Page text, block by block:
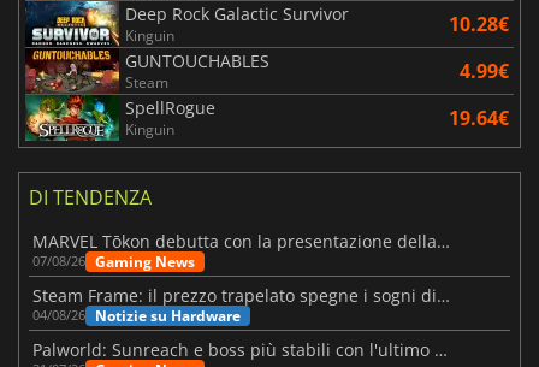
Deep Rock Galactic Survivor
Kinguin 10.28€
GUNTOUCHABLES
Steam 4.99€
SpellRogue
Kinguin 19.64€
DI TENDENZA
MARVEL Tōkon debutta con la presentazione della roadmap per il primo anno
07/08/26 Gaming News
Steam Frame: il prezzo trapelato spegne i sogni di un VR economico
04/08/26 Notizie su Hardware
Palworld: Sunreach e boss più stabili con l'ultimo update